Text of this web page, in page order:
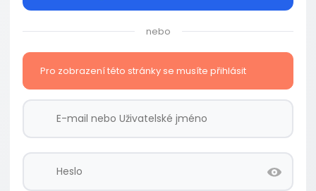
nebo
Pro zobrazení této stránky se musíte přihlásit